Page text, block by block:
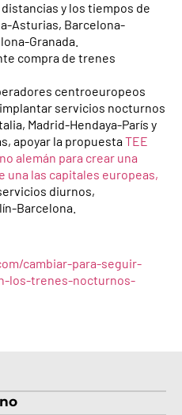
y los tiempos de
Asturias, Barcelona-
Granada.
compra de trenes
centroeuropeos
servicios nocturnos
Madrid-Hendaya-París y
apoyar la propuestaTEE
alemán para crear una
una las capitales europeas,
diurnos,
Barcelona.
cambiar-para-seguir-
los-trenes-nocturnos-